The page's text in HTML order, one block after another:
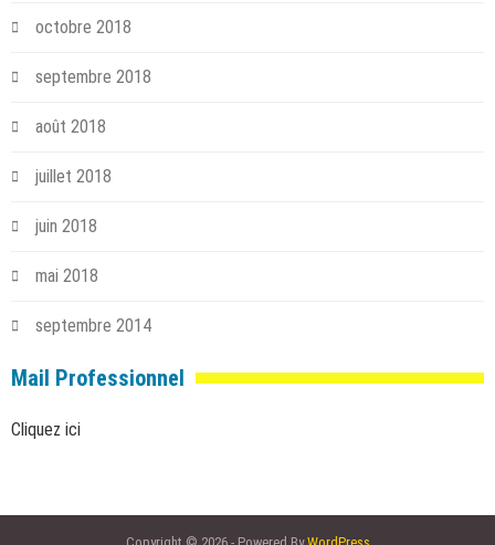
octobre 2018
septembre 2018
août 2018
juillet 2018
juin 2018
mai 2018
septembre 2014
Mail Professionnel
Cliquez ici